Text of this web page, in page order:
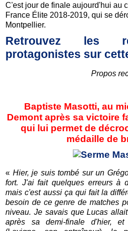
C'est jour de finale aujourd'hui au
France Élite 2018-2019, qui se
Montpellier.
Retrouvez les
protagonistes sur
Propos
Baptiste Masotti, au
Demont après sa victoire
qui lui permet de
médaille de
« Hier, je suis tombé sur un
fort. J'ai fait quelques erreurs à
mais c'est aussi ça qui fait la
besoin de ce genre de matches
niveau. Je savais que Lucas
après sa demi-finale d'hier,